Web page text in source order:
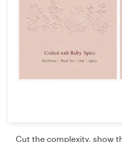
Cut the complexity, show